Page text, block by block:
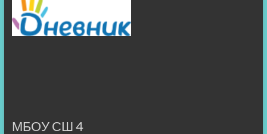
МБОУ СШ 4